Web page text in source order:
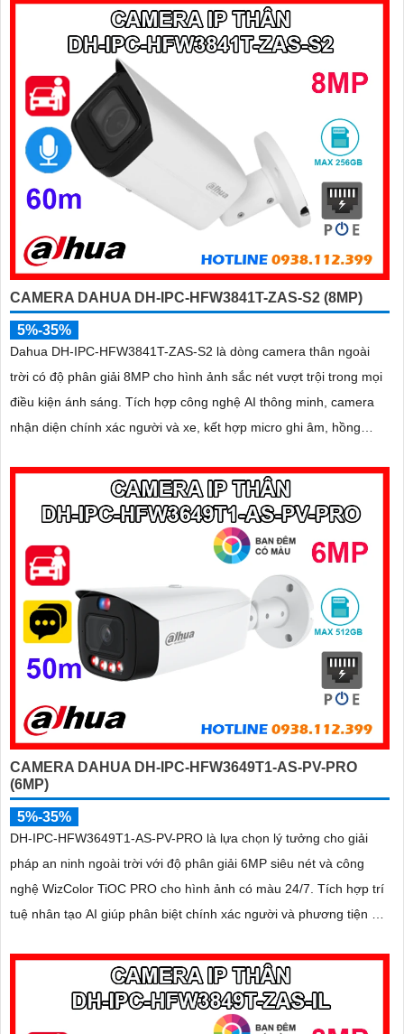
CAMERA DAHUA DH-IPC-HFW3841T-ZAS-S2 (8MP)
5%-35%
Dahua DH-IPC-HFW3841T-ZAS-S2 là dòng camera thân ngoài
trời có độ phân giải 8MP cho hình ảnh sắc nét vượt trội trong mọi
điều kiện ánh sáng. Tích hợp công nghệ AI thông minh, camera
nhận diện chính xác người và xe, kết hợp micro ghi âm, hồng
pháp giám sát toàn diện và hiệu quả
CAMERA DAHUA DH-IPC-HFW3649T1-AS-PV-PRO
(6MP)
5%-35%
DH-IPC-HFW3649T1-AS-PV-PRO là lựa chọn lý tưởng cho giải
pháp an ninh ngoài trời với độ phân giải 6MP siêu nét và công
nghệ WizColor TiOC PRO cho hình ảnh có màu 24/7. Tích hợp trí
tuệ nhân tạo AI giúp phân biệt chính xác người và phương tiện hỗ
512GB